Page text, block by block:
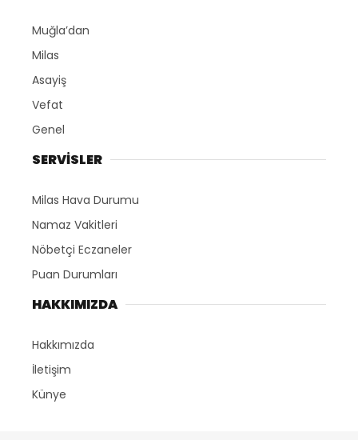
Muğla’dan
Milas
Asayiş
Vefat
Genel
SERVİSLER
Milas Hava Durumu
Namaz Vakitleri
Nöbetçi Eczaneler
Puan Durumları
HAKKIMIZDA
Hakkımızda
İletişim
Künye